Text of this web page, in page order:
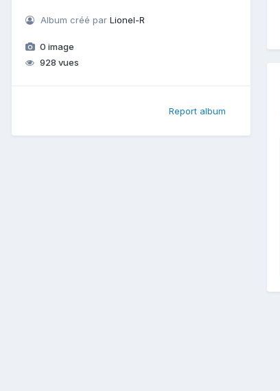
Album créé parLionel-R
0 image
928 vues
Report album